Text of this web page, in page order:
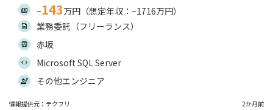
~143万円（想定年収：~1716万円）
業務委託（フリーランス）
赤坂
Microsoft SQL Server
その他エンジニア
情報提供元：テクフリ 2か月前